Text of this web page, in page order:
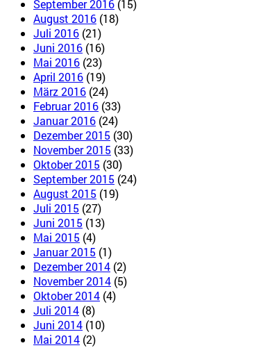
September 2016 (15)
August 2016 (18)
Juli 2016 (21)
Juni 2016 (16)
Mai 2016 (23)
April 2016 (19)
März 2016 (24)
Februar 2016 (33)
Januar 2016 (24)
Dezember 2015 (30)
November 2015 (33)
Oktober 2015 (30)
September 2015 (24)
August 2015 (19)
Juli 2015 (27)
Juni 2015 (13)
Mai 2015 (4)
Januar 2015 (1)
Dezember 2014 (2)
November 2014 (5)
Oktober 2014 (4)
Juli 2014 (8)
Juni 2014 (10)
Mai 2014 (2)